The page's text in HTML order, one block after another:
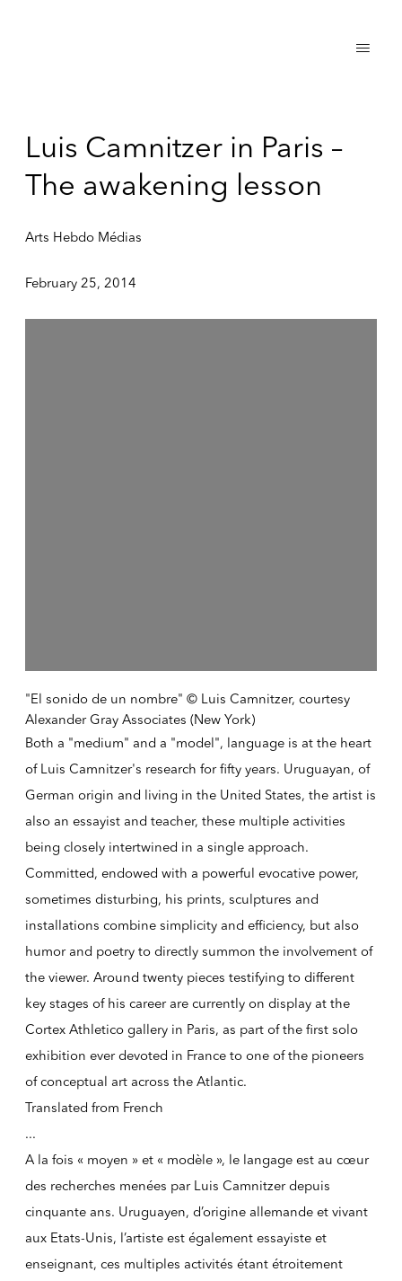
Luis Camnitzer in Paris –
The awakening lesson
Arts Hebdo Médias
February 25, 2014
"El sonido de un nombre" © Luis Camnitzer, courtesy
Alexander Gray Associates (New York)
Both a "medium" and a "model", language is at the heart
of Luis Camnitzer's research for fifty years. Uruguayan, of
German origin and living in the United States, the artist is
also an essayist and teacher, these multiple activities
being closely intertwined in a single approach.
Committed, endowed with a powerful evocative power,
sometimes disturbing, his prints, sculptures and
installations combine simplicity and efficiency, but also
humor and poetry to directly summon the involvement of
the viewer. Around twenty pieces testifying to different
key stages of his career are currently on display at the
Cortex Athletico gallery in Paris, as part of the first solo
exhibition ever devoted in France to one of the pioneers
of conceptual art across the Atlantic.
Translated from French
...
A la fois « moyen » et « modèle », le langage est au cœur
des recherches menées par Luis Camnitzer depuis
cinquante ans. Uruguayen, d’origine allemande et vivant
aux Etats-Unis, l’artiste est également essayiste et
enseignant, ces multiples activités étant étroitement